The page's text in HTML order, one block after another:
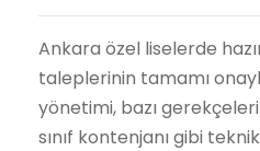
Ankara özel liselerde
taleplerinin tamamı
yönetimi, bazı
sınıf kontenjanı gibi